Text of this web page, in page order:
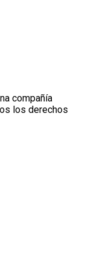
compañía
los derechos